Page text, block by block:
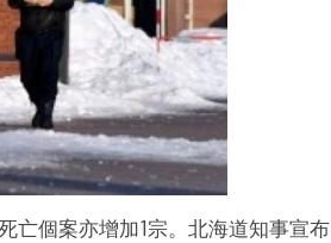
亡個案亦增加1宗。北海道知事宣布